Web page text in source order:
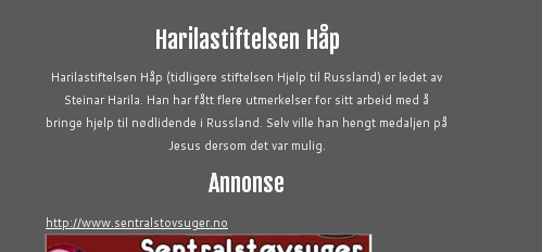
Harilastiftelsen Håp
Harilastiftelsen Håp (tidligere stiftelsen Hjelp til Russland) er ledet av
Steinar Harila. Han har fått flere utmerkelser for sitt arbeid med å
bringe hjelp til nødlidende i Russland. Selv ville han hengt medaljen på
Jesus dersom det var mulig.
Annonse
http://www.sentralstovsuger.no